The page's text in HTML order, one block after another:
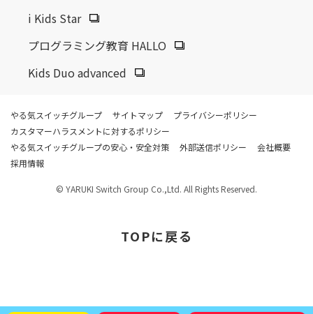
i Kids Star
プログラミング教育 HALLO
Kids Duo advanced
やる気スイッチグループ サイトマップ
プライバシーポリシー
カスタマーハラスメントに対するポリシー
やる気スイッチグループの安心・安全対策
外部送信ポリシー
会社概要
採用情報
© YARUKI Switch Group Co.,Ltd. All Rights Reserved.
TOPに戻る